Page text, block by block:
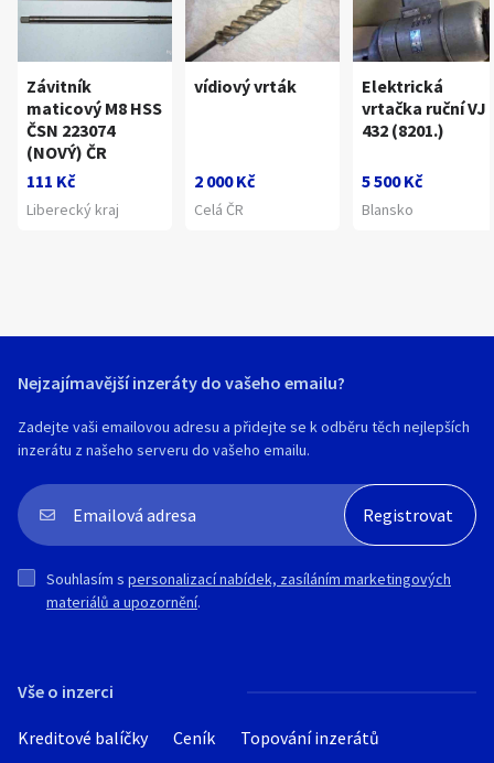
Závitník
maticový M8 HSS
ČSN 223074
(NOVÝ) ČR
111 Kč
Liberecký kraj
vídiový vrták
2 000 Kč
Celá ČR
Elektrická
vrtačka ruční VJ
432 (8201.)
5 500 Kč
Blansko
Vše o inzerci
Kreditové balíčky Ceník
Topování inzerátů
Nejzajímavější inzeráty do vašeho emailu?
Zadejte vaši emailovou adresu a přidejte se k odběru těch nejlepších
inzerátu z našeho serveru do vašeho emailu.
Souhlasím s personalizací nabídek, zasíláním marketingových
materiálů a upozornění.